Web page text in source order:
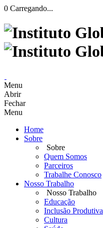
0 Carregando...
Menu
Abrir
Fechar
Menu
Home
Sobre
Sobre
Quem Somos
Parceiros
Trabalhe Conosco
Nosso Trabalho
Nosso Trabalho
Educação
Inclusão Produtiva
Cultura